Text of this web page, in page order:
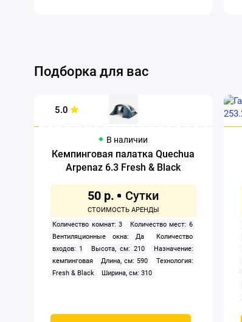
Подборка для вас
5.0
В наличии
Кемпинговая палатка Quechua
Arpenaz 6.3 Fresh & Black
50 р.
Количество комнат: 3
Количество мест: 6
Вентиляционные окна: Да
Количество
входов: 1
Высота, см: 210
Назначение:
кемпинговая
Длина, см: 590
Технология:
Fresh & Black
Ширина, см: 310